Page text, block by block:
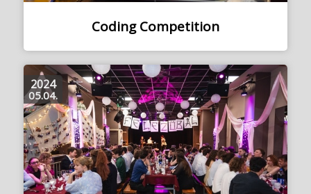
Coding Competition
2024
05.04.